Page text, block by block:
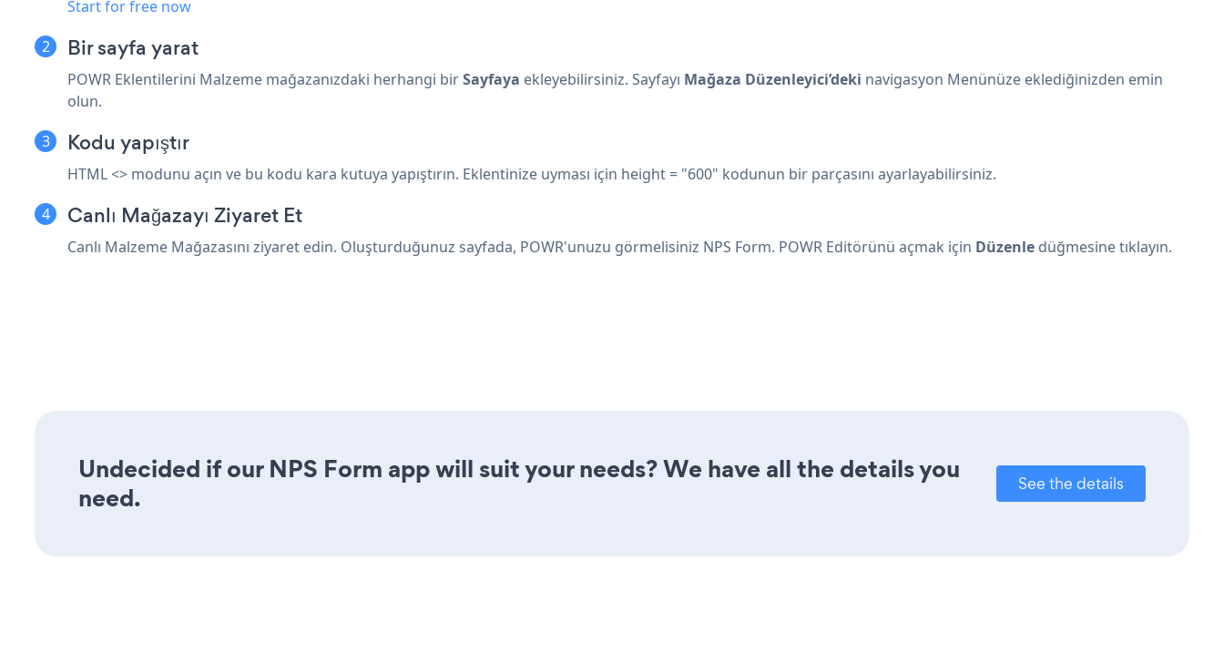
Start for free now
Bir sayfa yarat
POWR Eklentilerini Malzeme mağazanızdaki herhangi birSayfaya ekleyebilirsiniz. Sayfayı Mağaza Düzenleyici’deki navigasyon Menünüze eklediğinizden emin
olun.
Kodu yapıştır
HTML <> modunu açın ve bu kodu kara kutuya yapıştırın. Eklentinize uyması için height = "600" kodunun bir parçasını ayarlayabilirsiniz.
Canlı Mağazayı Ziyaret Et
Canlı Malzeme Mağazasını ziyaret edin. Oluşturduğunuz sayfada, POWR'unuzu görmelisiniz NPS Form. POWR Editörünü açmak için Düzenle düğmesine tıklayın.
Undecided if our NPS Form app will suit your needs? We have all the details you
need.
See the details